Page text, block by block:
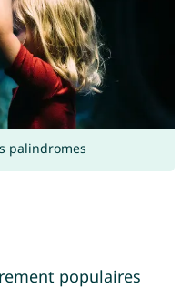
palindromes
populaires